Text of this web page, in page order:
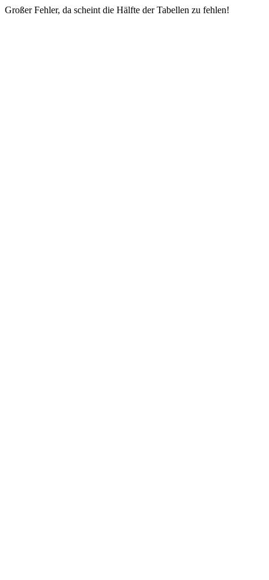
Großer Fehler, da scheint die Hälfte der Tabellen zu fehlen!